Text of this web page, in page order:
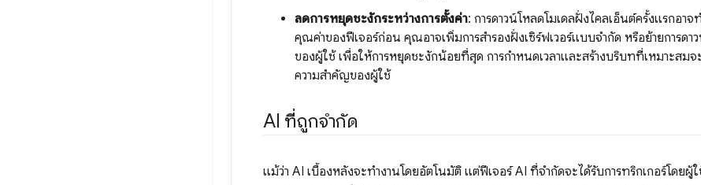
ลดการหยุดชะงักระหว่างการตั้งค่า: การดาวน์โหลดโมเดลฝั่งไคลเอ็นต์ครั้งแรกอา
คุณค่าของฟีเจอร์ก่อน คุณอาจเพิ่มการสำรองฝั่งเซิร์ฟเวอร์แบบจำกัด หรือย้ายการด
ของผู้ใช้ เพื่อให้การหยุดชะงักน้อยที่สุด การกำหนดเวลาและสร้างบริบทที่เหมาะส
ความสำคัญของผู้ใช้
AI ที่ถูกจำกัด
แม้ว่า AI เบื้องหลังจะทำงานโดยอัตโนมัติ แต่ฟีเจอร์ AI ที่จำกัดจะได้รับการทริกเกอร์โดย